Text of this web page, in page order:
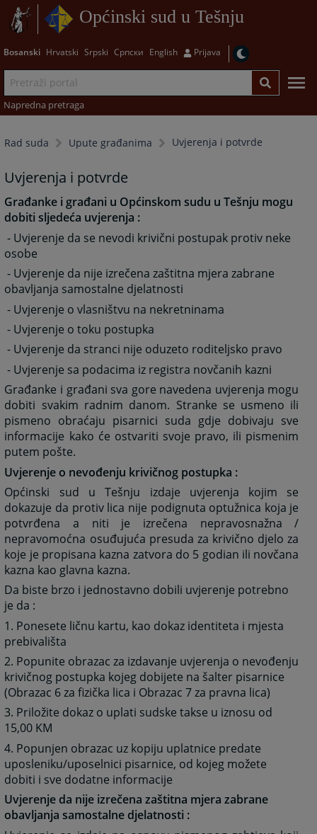
Općinski sud u Tešnju
Bosanski Hrvatski Srpski Српски English Prijava
Napredna pretraga
Rad suda Upute građanima Uvjerenja i potvrde
Uvjerenja i potvrde
Građanke i građani u Općinskom sudu u Tešnju mogu
dobiti sljedeća uvjerenja :
- Uvjerenje da se nevodi krivični postupak protiv neke
osobe
- Uvjerenje da nije izrečena zaštitna mjera zabrane
obavljanja samostalne djelatnosti
- Uvjerenje o vlasništvu na nekretninama
- Uvjerenje o toku postupka
- Uvjerenje da stranci nije oduzeto roditeljsko pravo
- Uvjerenje sa podacima iz registra novčanih kazni
Građanke i građani sva gore navedena uvjerenja mogu
dobiti svakim radnim danom. Stranke se usmeno ili
pismeno obraćaju pisarnici suda gdje dobivaju sve
informacije kako će ostvariti svoje pravo, ili pismenim
putem pošte.
Uvjerenje o nevođenju krivičnog postupka :
Općinski sud u Tešnju izdaje uvjerenja kojim se
dokazuje da protiv lica nije podignuta optužnica koja je
potvrđena a niti je izrečena nepravosnažna /
nepravomoćna osuđujuća presuda za krivično djelo za
koje je propisana kazna zatvora do 5 godian ili novčana
kazna kao glavna kazna.
Da biste brzo i jednostavno dobili uvjerenje potrebno
je da :
1. Ponesete ličnu kartu, kao dokaz identiteta i mjesta
prebivališta
2. Popunite obrazac za izdavanje uvjerenja o nevođenju
krivičnog postupka kojeg dobijete na šalter pisarnice
(Obrazac 6 za fizička lica i Obrazac 7 za pravna lica)
3. Priložite dokaz o uplati sudske takse u iznosu od
15,00 KM
4. Popunjen obrazac uz kopiju uplatnice predate
uposleniku/uposelnici pisarnice, od kojeg možete
dobiti i sve dodatne informacije
Uvjerenje da nije izrečena zaštitna mjera zabrane
obavljanja samostalne djelatnosti :